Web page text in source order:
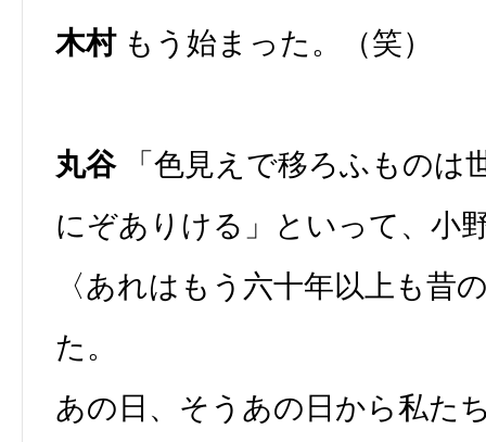
木村もう始まった。（笑）
丸谷「色見えで移ろふものは
にぞありける」といって、小
〈あれはもう六十年以上も昔
た。
あの日、そうあの日から私た